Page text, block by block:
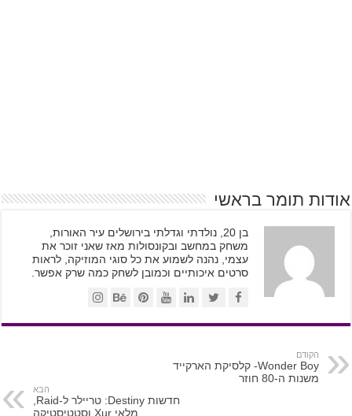
אודות תומר בראשי
בן 20, נולדתי וגדלתי בירושלים עיר האורות,
משחק במחשב ובקונסולות מאז שאני זוכר את
עצמי, נהנה לשמוע את כל סוגי המוזיקה, לראות
סרטים איכותיים וכמובן לשחק כמה שרק אפשר.
הקודם
Wonder Boy- קלסיקת הארקייד
משנות ה-80 חוזר
הבא
חדשות Destiny: טריילר ל-Raid,
מלאי Xur וסטטיסטיקה